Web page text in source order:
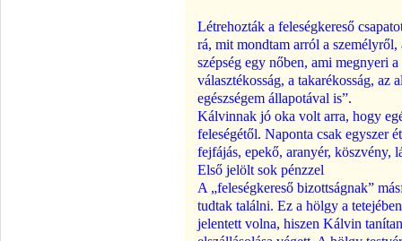
Létrehozták a feleségkereső
rá, mit mondtam arról a
szépség egy nőben, ami megnyeri
választékosság, a takarékosság,
egészségem állapotával is”.
Kálvinnak jó oka volt arra, hogy
feleségétől. Naponta csak egyszer
fejfájás, epekő, aranyér, köszvény,
Első jelölt sok pénzzel
A „feleségkereső bizottságnak”
tudtak találni. Ez a hölgy a
jelentett volna, hiszen Kálvin